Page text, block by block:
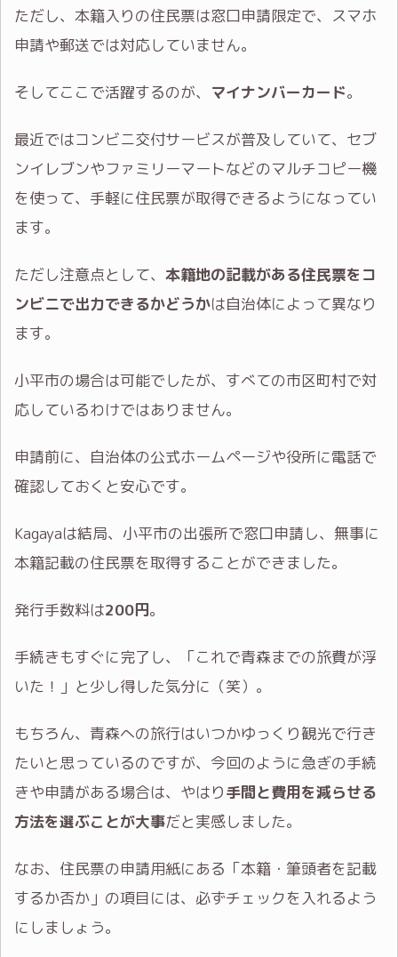
ただし、本籍入りの住民票は窓口申請限定で、スマホ
申請や郵送では対応していません。
そしてここで活躍するのが、 マイナンバーカード。
最近ではコンビニ交付サービスが普及していて、セブ
ンイレブンやファミリーマートなどのマルチコピー機
を使って、手軽に住民票が取得できるようになってい
ます。
ただし注意点として、 本籍地の記載がある住民票をコ
ンビニで出力できるかどうかは自治体によって異なり
ます。
小平市の場合は可能でしたが、すべての市区町村で対
応しているわけではありません。
申請前に、自治体の公式ホームページや役所に電話で
確認しておくと安心です。
Kagayaは結局、小平市の出張所で窓口申請し、無事に
本籍記載の住民票を取得することができました。
発行手数料は200円。
手続きもすぐに完了し、「これで青森までの旅費が浮
いた！」と少し得した気分に（笑）。
もちろん、青森への旅行はいつかゆっくり観光で行き
たいと思っているのですが、今回のように急ぎの手続
きや申請がある場合は、やはり手間と費用を減らせる
方法を選ぶことが大事だと実感しました。
なお、住民票の申請用紙にある「本籍・筆頭者を記載
するか否か」の項目には、必ずチェックを入れるよう
にしましょう。